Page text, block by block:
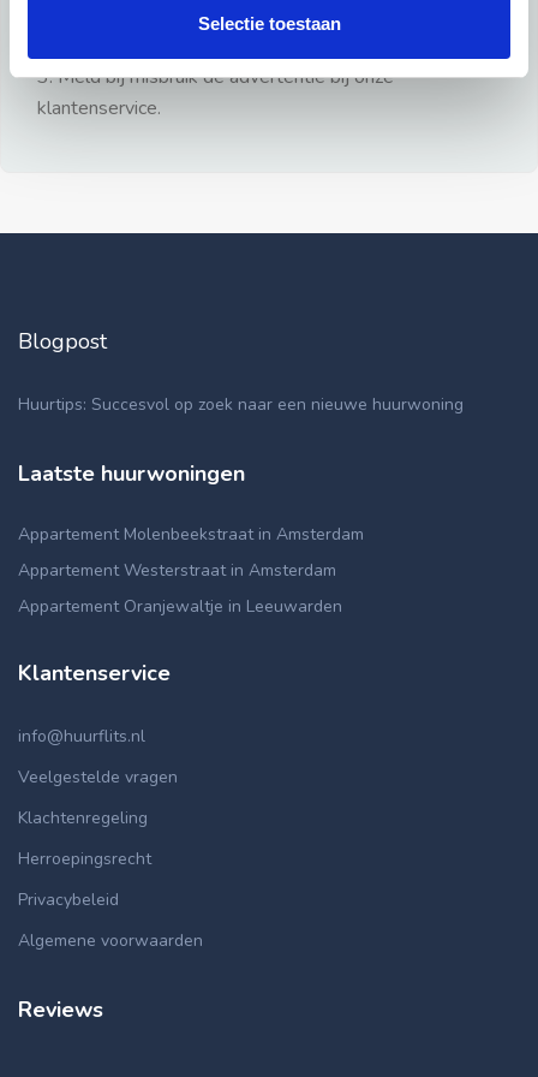
Selectie toestaan
3: Meld bij misbruik de advertentie bij onze
klantenservice.
Blogpost
Huurtips: Succesvol op zoek naar een nieuwe huurwoning
Laatste huurwoningen
Appartement Molenbeekstraat in Amsterdam
Appartement Westerstraat in Amsterdam
Appartement Oranjewaltje in Leeuwarden
Klantenservice
info@huurflits.nl
Veelgestelde vragen
Klachtenregeling
Herroepingsrecht
Privacybeleid
Algemene voorwaarden
Reviews